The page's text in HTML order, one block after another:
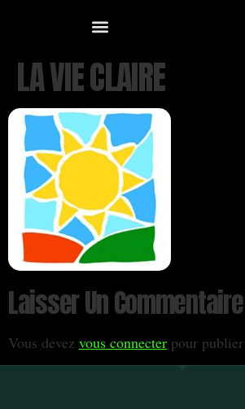
LA VIE CLAIRE
Laisser Un Commentaire
Vous devez vous connecter pour